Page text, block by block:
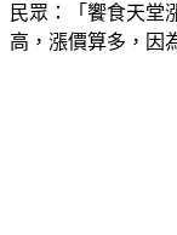
民眾：「饗食天堂
高，漲價算多，因